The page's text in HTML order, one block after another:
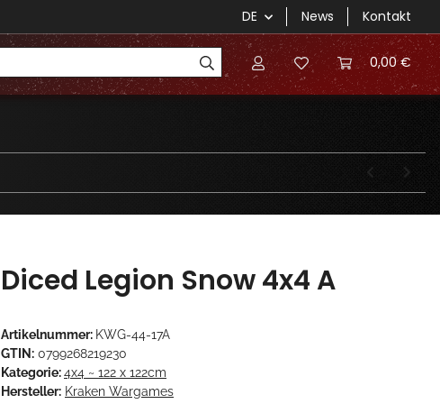
DE News Kontakt
0,00 €
Diced Legion Snow 4x4 A
Artikelnummer: KWG-44-17A
GTIN: 0799268219230
Kategorie:4x4 ~ 122 x 122cm
Hersteller: Kraken Wargames